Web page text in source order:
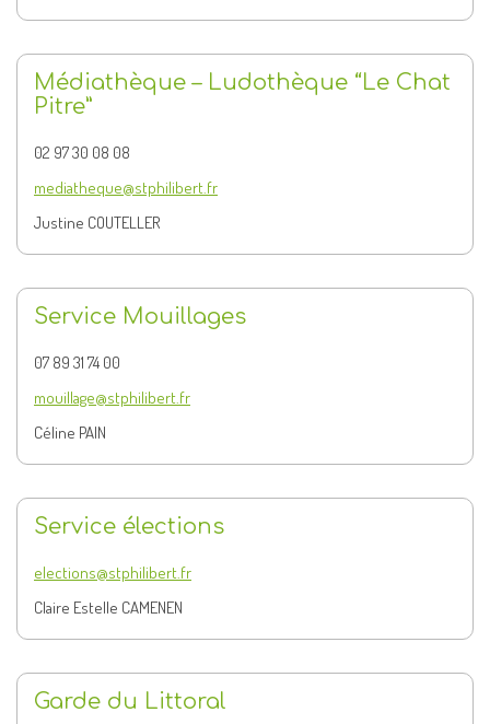
Médiathèque – Ludothèque “Le Chat
Pitre”
02 97 30 08 08
mediatheque@stphilibert.fr
Justine COUTELLER
Service Mouillages
07 89 31 74 00
mouillage@stphilibert.fr
Céline PAIN
Service élections
elections@stphilibert.fr
Claire Estelle CAMENEN
Garde du Littoral